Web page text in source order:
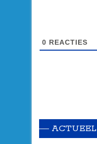
0 REACTIES
ACTUEEL